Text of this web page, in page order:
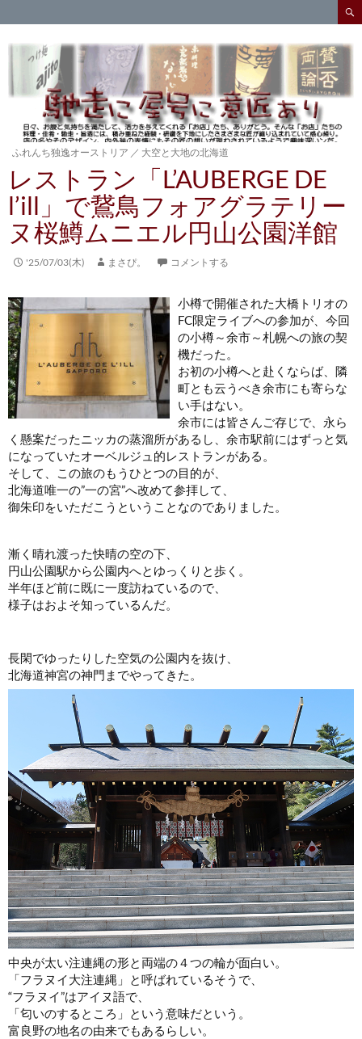
索
ン
ン
ツ
キ
ッ
プ
ふれんち独逸オーストリア ／ 大空と大地の北海道
レストラン「L’AUBERGE DE
l’ill」で鵞鳥フォアグラテリー
ヌ桜鱒ムニエル円山公園洋館
'25/07/03(木) まさぴ。 コメントする
小樽で開催された大橋トリオの
FC限定ライブへの参加が、今回
の小樽～余市～札幌への旅の契
機だった。
お初の小樽へと赴くならば、隣
町とも云うべき余市にも寄らな
い手はない。
余市には皆さんご存じで、永ら
く懸案だったニッカの蒸溜所があるし、余市駅前にはずっと気
になっていたオーベルジュ的レストランがある。
そして、この旅のもうひとつの目的が、
北海道唯一の”一の宮”へ改めて参拝して、
御朱印をいただこうということなのでありました。
漸く晴れ渡った快晴の空の下、
円山公園駅から公園内へとゆっくりと歩く。
半年ほど前に既に一度訪ねているので、
様子はおよそ知っているんだ。
長閑でゆったりした空気の公園内を抜け、
北海道神宮の神門までやってきた。
中央が太い注連縄の形と両端の４つの輪が面白い。
「フラヌイ大注連縄」と呼ばれているそうで、
“フラヌイ”はアイヌ語で、
「匂いのするところ」という意味だという。
富良野の地名の由来でもあるらしい。